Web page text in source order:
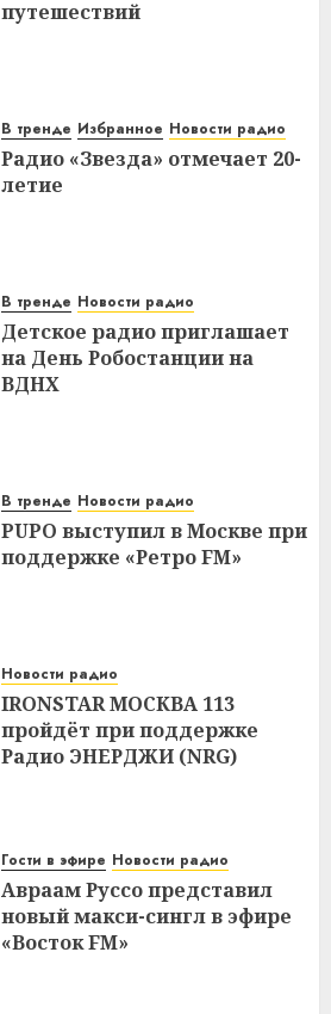
путешествий
В тренде Избранное Новости радио
Радио «Звезда» отмечает 20-
летие
В тренде Новости радио
Детское радио приглашает
на День Робостанции на
ВДНХ
В тренде Новости радио
PUPO выступил в Москве при
поддержке «Ретро FM»
Новости радио
IRONSTAR МОСКВА 113
пройдёт при поддержке
Радио ЭНЕРДЖИ (NRG)
Гости в эфире Новости радио
Авраам Руссо представил
новый макси-сингл в эфире
«Восток FM»